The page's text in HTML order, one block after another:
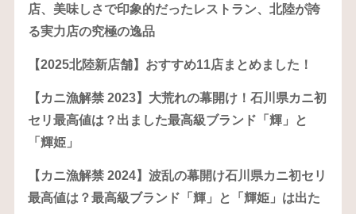
店、美味しさで印象的だったレストラン、北陸が誇
る実力店の究極の逸品
【2025北陸新店舗】おすすめ11店まとめました！
【カニ漁解禁 2023】大荒れの幕開け！石川県カニ初
セリ最高値は？出ました最高級ブランド「輝」と
「輝姫」
【カニ漁解禁 2024】波乱の幕開け石川県カニ初セリ
最高値は？最高級ブランド「輝」と「輝姫」は出た